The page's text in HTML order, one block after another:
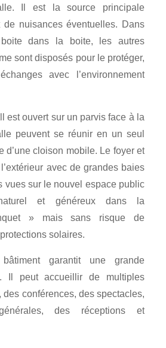
Il est la source principale
de nuisances éventuelles. Dans
dans la boite, les autres
sont disposés pour le protéger,
avec l’environnement
est ouvert sur un parvis face à la
peuvent se réunir en un seul
d’une cloison mobile. Le foyer et
avec de grandes baies
vues sur le nouvel espace public
et généreux dans la
» mais sans risque de
solaires.
garantit une grande
Il peut accueillir de multiples
conférences, des spectacles,
des réceptions et